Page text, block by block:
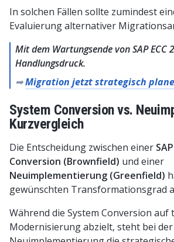
In solchen Fällen sollte zumindest
Evaluierung alternativer
Mit dem Wartungsende von SAP ECC
Handlungsdruck.
➡Migration jetzt strategisch
System Conversion vs.
Kurzvergleich
Die Entscheidung zwischen einer
Conversion (Brownfield) und einer
Neuimplementierung (Greenfield)
gewünschten Transformationsgrad
Während die System Conversion auf
Modernisierung abzielt, steht bei der